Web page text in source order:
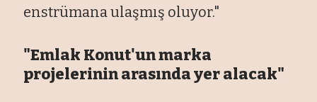
enstrümana ulaşmış oluyor."
"Emlak Konut'un marka
projelerinin arasında yer alacak"